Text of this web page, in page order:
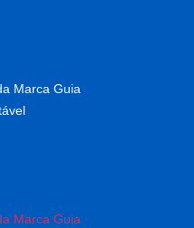
Marca Guia
Marca Guia